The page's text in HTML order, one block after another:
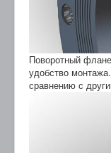
Поворотный
удобство
сравнению с